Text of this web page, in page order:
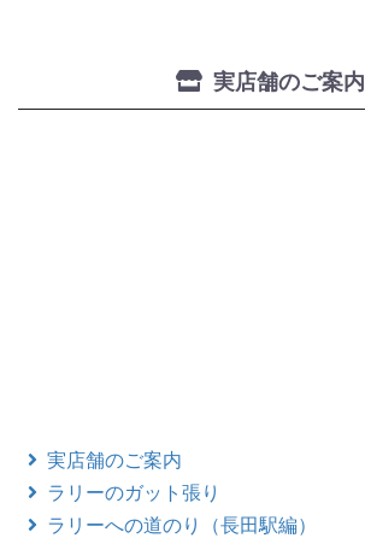
実店舗のご案内
実店舗のご案内
ラリーのガット張り
ラリーへの道のり（長田駅編）